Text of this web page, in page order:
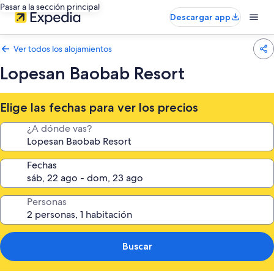
Pasar a la sección principal
Descargar app
Ver todos los alojamientos
Lopesan Baobab Resort
Elige las fechas para ver los precios
¿A dónde vas?
Fechas
Personas
Buscar